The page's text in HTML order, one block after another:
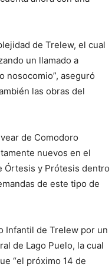
de Trelew, el cual
un llamado a
nosocomio”, aseguró
las obras del
de Comodoro
nuevos en el
Órtesis y Prótesis dentro
de este tipo de
Infantil de Trelew por un
de Lago Puelo, la cual
“el próximo 14 de